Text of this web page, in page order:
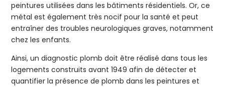
peintures utilisées dans les bâtiments résidentiels. Or, ce
métal est également très nocif pour la santé et peut
entraîner des troubles neurologiques graves, notamment
chez les enfants.
Ainsi, un diagnostic plomb doit être réalisé dans tous les
logements construits avant 1949 afin de détecter et
quantifier la présence de plomb dans les peintures et